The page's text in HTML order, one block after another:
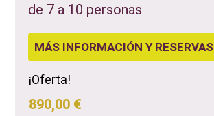
de 7 a 10 personas
MÁS INFORMACIÓN Y RESERVAS
¡Oferta!
890,00 €